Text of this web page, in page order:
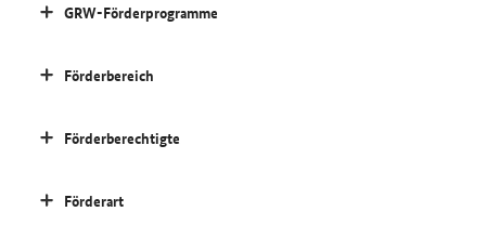
GRW-Förderprogramme
Förderbereich
Förderberechtigte
Förderart